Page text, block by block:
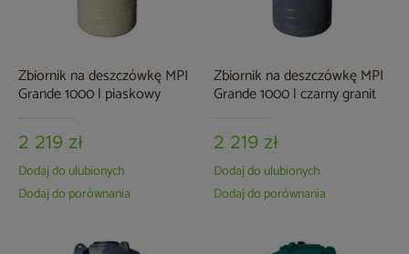
Zbiornik na deszczówkę MPI
Grande 1000 l piaskowy
2 219 zł
Dodaj do ulubionych
Dodaj do porównania
Zbiornik na deszczówkę MPI
Grande 1000 l czarny granit
2 219 zł
Dodaj do ulubionych
Dodaj do porównania